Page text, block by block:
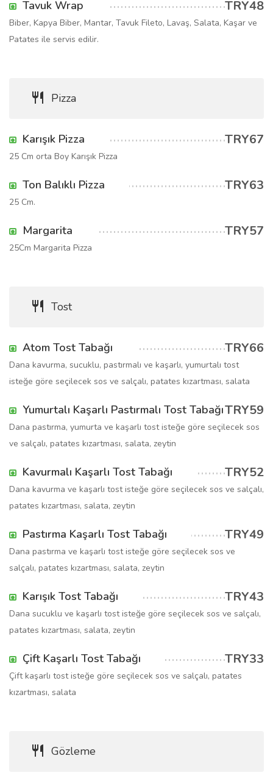
Tavuk Wrap TRY48
Biber, Kapya Biber, Mantar, Tavuk Fileto, Lavaş, Salata, Kaşar ve
Patates ile servis edilir.
Pizza
Karışık Pizza TRY67
25 Cm orta Boy Karışık Pizza
Ton Balıklı Pizza TRY63
25 Cm.
Margarita TRY57
25Cm Margarita Pizza
Tost
Atom Tost Tabağı TRY66
Dana kavurma, sucuklu, pastırmalı ve kaşarlı, yumurtalı tost
isteğe göre seçilecek sos ve salçalı, patates kızartması, salata
Yumurtalı Kaşarlı Pastırmalı Tost TabağıTRY59
Dana pastırma, yumurta ve kaşarlı tost isteğe göre seçilecek sos
ve salçalı, patates kızartması, salata, zeytin
Kavurmalı Kaşarlı Tost Tabağı TRY52
Dana kavurma ve kaşarlı tost isteğe göre seçilecek sos ve salçalı,
patates kızartması, salata, zeytin
Pastırma Kaşarlı Tost Tabağı TRY49
Dana pastırma ve kaşarlı tost isteğe göre seçilecek sos ve
salçalı, patates kızartması, salata, zeytin
Karışık Tost Tabağı TRY43
Dana sucuklu ve kaşarlı tost isteğe göre seçilecek sos ve salçalı,
patates kızartması, salata, zeytin
Çift Kaşarlı Tost Tabağı TRY33
Çift kaşarlı tost isteğe göre seçilecek sos ve salçalı, patates
kızartması, salata
Gözleme